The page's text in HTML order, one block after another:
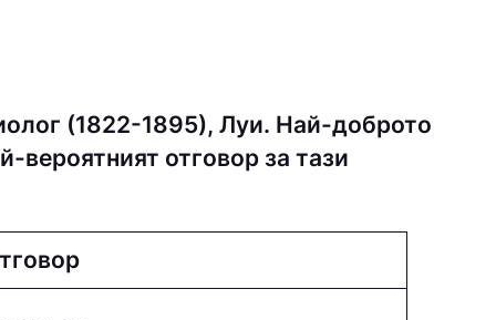
(1822-1895), Луи. Най-доброто
вероятният отговор за тази